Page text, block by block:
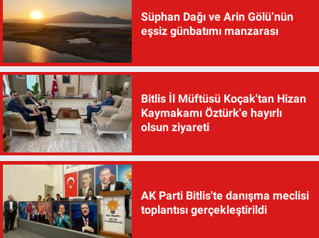
Süphan Dağı ve Arin Gölü’nün
eşsiz günbatımı manzarası
Bitlis İl Müftüsü Koçak'tan Hizan
Kaymakamı Öztürk'e hayırlı
olsun ziyareti
AK Parti Bitlis'te danışma meclisi
toplantısı gerçekleştirildi